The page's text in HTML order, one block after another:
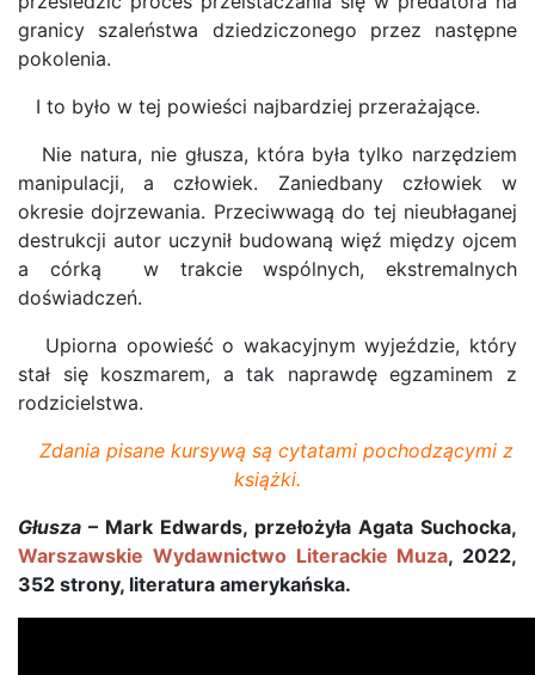
granicy szaleństwa dziedziczonego przez następne
pokolenia.
I to było w tej powieści najbardziej przerażające.
Nie natura, nie głusza, która była tylko narzędziem
manipulacji, a człowiek. Zaniedbany człowiek w
okresie dojrzewania. Przeciwwagą do tej nieubłaganej
destrukcji autor uczynił budowaną więź między ojcem
a córką w trakcie wspólnych, ekstremalnych
doświadczeń.
Upiorna opowieść o wakacyjnym wyjeździe, który
stał się koszmarem, a tak naprawdę egzaminem z
rodzicielstwa.
Zdania pisane kursywą są cytatami pochodzącymi z
książki.
Głusza – Mark Edwards, przełożyła Agata Suchocka,
Warszawskie Wydawnictwo Literackie Muza, 2022,
352 strony, literatura amerykańska.